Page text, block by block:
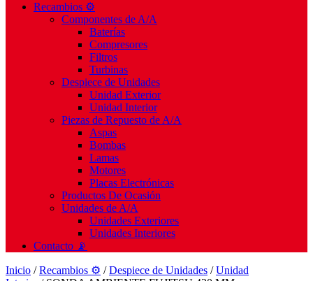
Recambios ⚙️
Componentes de A/A
Baterías
Compresores
Filtros
Turbinas
Despiece de Unidades
Unidad Exterior
Unidad Interior
Piezas de Repuesto de A/A
Aspas
Bombas
Lamas
Motores
Placas Electrónicas
Productos De Ocasión
Unidades de A/A
Unidades Exteriores
Unidades Interiores
Contacto 📡
Inicio /Recambios ⚙️ /Despiece de Unidades /Unidad